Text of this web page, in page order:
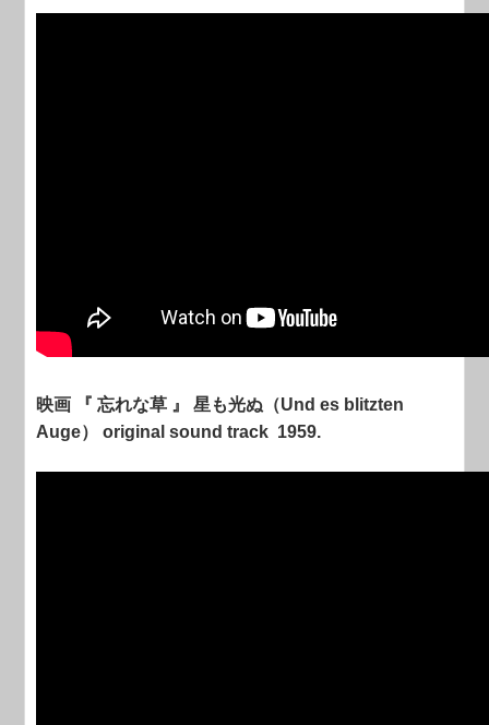
映画 『 忘れな草 』 星も光ぬ（Und es blitzten
Auge） original sound track 1959.